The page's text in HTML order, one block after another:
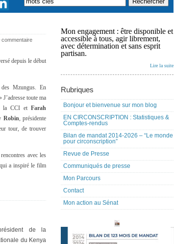
commentaire
depuis le début
Mzungus. En
toute ma
la CCI etFarah
Robin, présidente
tour, de trouver
avec les
qui a inspiré le film
de la
du Kenya
Mon engagement : être disponible et
accessible à tous, agir librement,
avec détermination et sans esprit
partisan.
Lire la suite
Rubriques
Bonjour et bienvenue sur mon blog
EN CIRCONSCRIPTION : Statistiques &
Comptes-rendus
Bilan de mandat 2014-2026 – “Le monde
pour circonscription”
Revue de Presse
Communiqués de presse
Mon Parcours
Contact
Mon action au Sénat